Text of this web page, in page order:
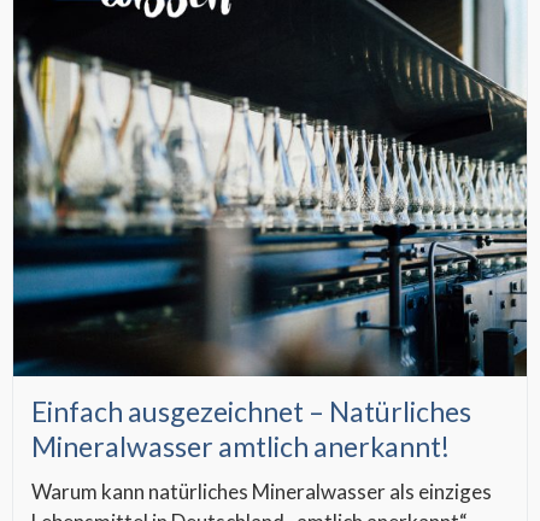
Einfach ausgezeichnet – Natürliches
Mineralwasser amtlich anerkannt!
Warum kann natürliches Mineralwasser als einziges